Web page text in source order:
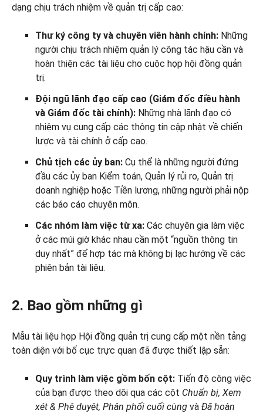
dạng chịu trách nhiệm về quản trị cấp cao:
Thư ký công ty và chuyên viên hành chính: Những
người chịu trách nhiệm quản lý công tác hậu cần và
hoàn thiện các tài liệu cho cuộc họp hội đồng quản
trị.
Đội ngũ lãnh đạo cấp cao (Giám đốc điều hành
và Giám đốc tài chính): Những nhà lãnh đạo có
nhiệm vụ cung cấp các thông tin cập nhật về chiến
lược và tài chính ở cấp cao.
Chủ tịch các ủy ban: Cụ thể là những người đứng
đầu các ủy ban Kiểm toán, Quản lý rủi ro, Quản trị
doanh nghiệp hoặc Tiền lương, những người phải nộp
các báo cáo chuyên môn.
Các nhóm làm việc từ xa: Các chuyên gia làm việc
ở các múi giờ khác nhau cần một “nguồn thông tin
duy nhất” để hợp tác mà không bị lạc hướng về các
phiên bản tài liệu.
2. Bao gồm những gì
Mẫu tài liệu họp Hội đồng quản trị cung cấp một nền tảng
toàn diện với bố cục trực quan đã được thiết lập sẵn:
Quy trình làm việc gồm bốn cột: Tiến độ công việc
của bạn được theo dõi qua các cột Chuẩn bị, Xem
xét & Phê duyệt, Phân phối cuối cùng và Đã hoàn